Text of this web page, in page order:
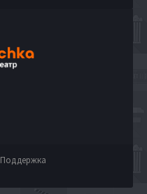
Поддержка